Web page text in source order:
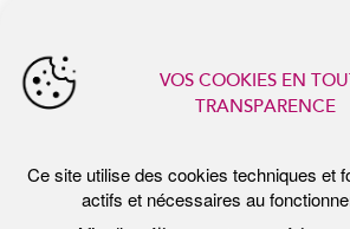
La chirurgie dentaire aux
La qualité des soins dentairesest une
Tout refuser